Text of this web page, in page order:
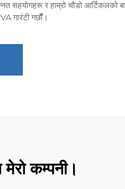
सहयोगहरू र हाम्रो चौडो आर्टिकलको
गारंटी गर्छौं।
कम्पनी।